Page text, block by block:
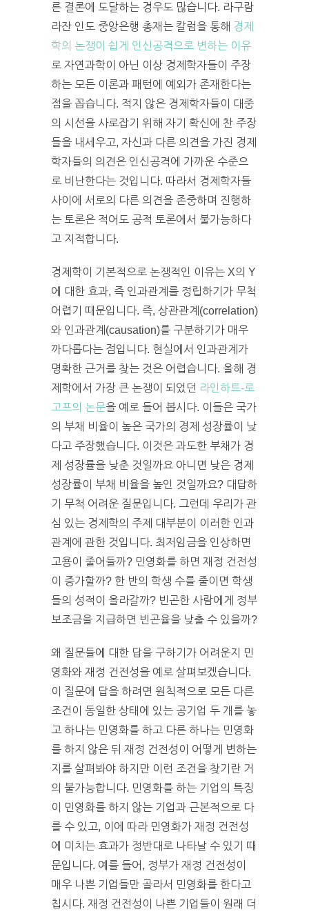
른 결론에 도달하는 경우도 많습니다. 라구람
라잔 인도 중앙은행 총재는 칼럼을 통해 경제
학의 논쟁이 쉽게 인신공격으로 변하는 이유
로 자연과학이 아닌 이상 경제학자들이 주장
하는 모든 이론과 패턴에 예외가 존재한다는
점을 꼽습니다. 적지 않은 경제학자들이 대중
의 시선을 사로잡기 위해 자기 확신에 찬 주장
들을 내세우고, 자신과 다른 의견을 가진 경제
학자들의 의견은 인신공격에 가까운 수준으
로 비난한다는 것입니다. 따라서 경제학자들
사이에 서로의 다른 의견을 존중하며 진행하
는 토론은 적어도 공적 토론에서 불가능하다
고 지적합니다.
경제학이 기본적으로 논쟁적인 이유는 X의 Y
에 대한 효과, 즉 인과관계를 정립하기가 무척
어렵기 때문입니다. 즉, 상관관계(correlation)
와 인과관계(causation)를 구분하기가 매우
까다롭다는 점입니다. 현실에서 인과관계가
명확한 근거를 찾는 것은 어렵습니다. 올해 경
제학에서 가장 큰 논쟁이 되었던 라인하트-로
고프의 논문을 예로 들어 봅시다. 이들은 국가
의 부채 비율이 높은 국가의 경제 성장률이 낮
다고 주장했습니다. 이것은 과도한 부채가 경
제 성장률을 낮춘 것일까요 아니면 낮은 경제
성장률이 부채 비율을 높인 것일까요? 대답하
기 무척 어려운 질문입니다. 그런데 우리가 관
심 있는 경제학의 주제 대부분이 이러한 인과
관계에 관한 것입니다. 최저임금을 인상하면
고용이 줄어들까? 민영화를 하면 재정 건전성
이 증가할까? 한 반의 학생 수를 줄이면 학생
들의 성적이 올라갈까? 빈곤한 사람에게 정부
보조금을 지급하면 빈곤율을 낮출 수 있을까?
왜 질문들에 대한 답을 구하기가 어려운지 민
영화와 재정 건전성을 예로 살펴보겠습니다.
이 질문에 답을 하려면 원칙적으로 모든 다른
조건이 동일한 상태에 있는 공기업 두 개를 놓
고 하나는 민영화를 하고 다른 하나는 민영화
를 하지 않은 뒤 재정 건전성이 어떻게 변하는
지를 살펴봐야 하지만 이런 조건을 찾기란 거
의 불가능합니다. 민영화를 하는 기업의 특징
이 민영화를 하지 않는 기업과 근본적으로 다
를 수 있고, 이에 따라 민영화가 재정 건전성
에 미치는 효과가 정반대로 나타날 수 있기 때
문입니다. 예를 들어, 정부가 재정 건전성이
매우 나쁜 기업들만 골라서 민영화를 한다고
칩시다. 재정 건전성이 나쁜 기업들이 원래 더